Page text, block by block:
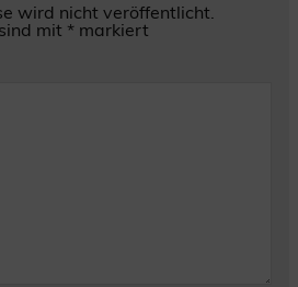
wird nicht veröffentlicht.
mit * markiert